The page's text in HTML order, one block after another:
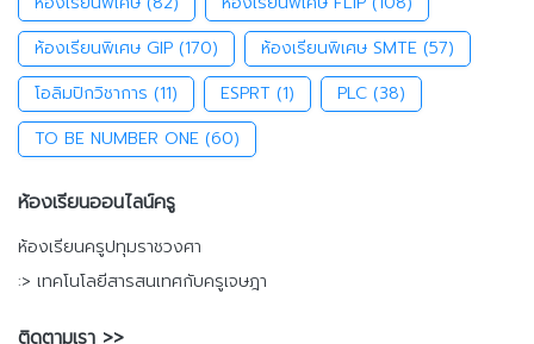
ห้องเรียนพิเศษ GIP (170) ห้องเรียนพิเศษ SMTE (57)
โอลิมปิกวิชาการ (11) ESPRT (1) PLC (38)
TO BE NUMBER ONE (60)
ห้องเรียนออนไลน์ครู
ห้องเรียนครูปทุมราชวงศา
:> เทคโนโลยีสารสนเทศกับครูเจษฎา
ติดตามเรา >>